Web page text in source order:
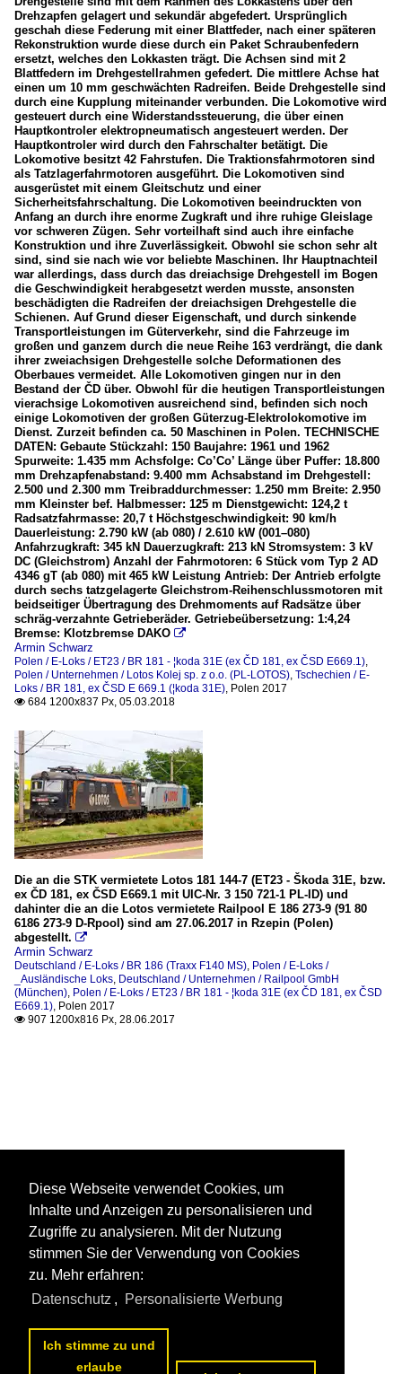
Drehzapfen gelagert und sekundär abgefedert. Ursprünglich
geschah diese Federung mit einer Blattfeder, nach einer späteren
Rekonstruktion wurde diese durch ein Paket Schraubenfedern
ersetzt, welches den Lokkasten trägt. Die Achsen sind mit 2
Blattfedern im Drehgestellrahmen gefedert. Die mittlere Achse hat
einen um 10 mm geschwächten Radreifen. Beide Drehgestelle sind
durch eine Kupplung miteinander verbunden. Die Lokomotive wird
gesteuert durch eine Widerstandssteuerung, die über einen
Hauptkontroler elektropneumatisch angesteuert werden. Der
Hauptkontroler wird durch den Fahrschalter betätigt. Die
Lokomotive besitzt 42 Fahrstufen. Die Traktionsfahrmotoren sind
als Tatzlagerfahrmotoren ausgeführt. Die Lokomotiven sind
ausgerüstet mit einem Gleitschutz und einer
Sicherheitsfahrschaltung. Die Lokomotiven beeindruckten von
Anfang an durch ihre enorme Zugkraft und ihre ruhige Gleislage
vor schweren Zügen. Sehr vorteilhaft sind auch ihre einfache
Konstruktion und ihre Zuverlässigkeit. Obwohl sie schon sehr alt
sind, sind sie nach wie vor beliebte Maschinen. Ihr Hauptnachteil
war allerdings, dass durch das dreiachsige Drehgestell im Bogen
die Geschwindigkeit herabgesetzt werden musste, ansonsten
beschädigten die Radreifen der dreiachsigen Drehgestelle die
Schienen. Auf Grund dieser Eigenschaft, und durch sinkende
Transportleistungen im Güterverkehr, sind die Fahrzeuge im
großen und ganzem durch die neue Reihe 163 verdrängt, die dank
ihrer zweiachsigen Drehgestelle solche Deformationen des
Oberbaues vermeidet. Alle Lokomotiven gingen nur in den
Bestand der ČD über. Obwohl für die heutigen Transportleistungen
vierachsige Lokomotiven ausreichend sind, befinden sich noch
einige Lokomotiven der großen Güterzug-Elektrolokomotive im
Dienst. Zurzeit befinden ca. 50 Maschinen in Polen. TECHNISCHE
DATEN: Gebaute Stückzahl: 150 Baujahre: 1961 und 1962
Spurweite: 1.435 mm Achsfolge: Co’Co’ Länge über Puffer: 18.800
mm Drehzapfenabstand: 9.400 mm Achsabstand im Drehgestell:
2.500 und 2.300 mm Treibraddurchmesser: 1.250 mm Breite: 2.950
mm Kleinster bef. Halbmesser: 125 m Dienstgewicht: 124,2 t
Radsatzfahrmasse: 20,7 t Höchstgeschwindigkeit: 90 km/h
Dauerleistung: 2.790 kW (ab 080) / 2.610 kW (001–080)
Anfahrzugkraft: 345 kN Dauerzugkraft: 213 kN Stromsystem: 3 kV
DC (Gleichstrom) Anzahl der Fahrmotoren: 6 Stück vom Typ 2 AD
4346 gT (ab 080) mit 465 kW Leistung Antrieb: Der Antrieb erfolgte
durch sechs tatzgelagerte Gleichstrom-Reihenschlussmotoren mit
beidseitiger Übertragung des Drehmoments auf Radsätze über
schräg-verzahnte Getrieberäder. Getriebeübersetzung: 1:4,24
Bremse: Klotzbremse DAKO 
Armin Schwarz
Polen / E-Loks / ET23 / BR 181 - ¦koda 31E (ex ČD 181, ex ČSD E669.1),
Polen / Unternehmen / Lotos Kolej sp. z o.o. (PL-LOTOS), Tschechien / E-
Loks / BR 181, ex ČSD E 669.1 (¦koda 31E), Polen 2017
 684 1200x837 Px, 05.03.2018
Die an die STK vermietete Lotos 181 144-7 (ET23 - Škoda 31E, bzw.
ex ČD 181, ex ČSD E669.1 mit UIC-Nr. 3 150 721-1 PL-ID) und
dahinter die an die Lotos vermietete Railpool E 186 273-9 (91 80
6186 273-9 D-Rpool) sind am 27.06.2017 in Rzepin (Polen)
abgestellt. 
Armin Schwarz
Deutschland / E-Loks / BR 186 (Traxx F140 MS), Polen / E-Loks /
_Ausländische Loks, Deutschland / Unternehmen / Railpool GmbH
(München), Polen / E-Loks / ET23 / BR 181 - ¦koda 31E (ex ČD 181, ex ČSD
E669.1), Polen 2017
 907 1200x816 Px, 28.06.2017
Diese Webseite verwendet Cookies, um
Inhalte und Anzeigen zu personalisieren und
Zugriffe zu analysieren. Mit der Nutzung
stimmen Sie der Verwendung von Cookies
zu. Mehr erfahren:
Datenschutz , Personalisierte Werbung
Ich stimme zu und
erlaube